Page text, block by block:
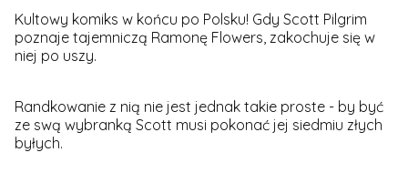
Kultowy komiks w końcu po Polsku! Gdy Scott Pilgrim
poznaje tajemniczą Ramonę Flowers, zakochuje się w
niej po uszy.
Randkowanie z nią nie jest jednak takie proste - by być
ze swą wybranką Scott musi pokonać jej siedmiu złych
byłych.